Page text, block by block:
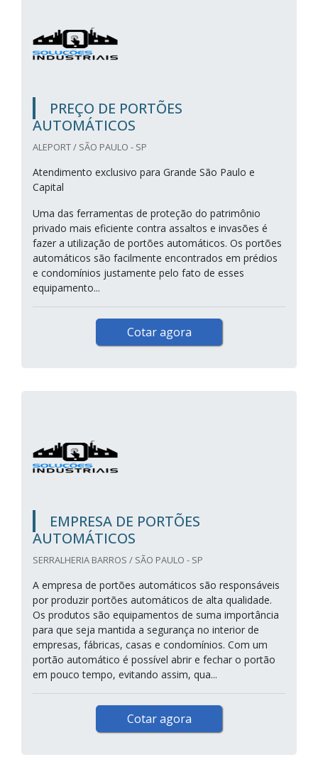
PREÇO DE PORTÕES
AUTOMÁTICOS
ALEPORT / SÃO PAULO - SP
Atendimento exclusivo para Grande São Paulo e
Capital
Uma das ferramentas de proteção do patrimônio
privado mais eficiente contra assaltos e invasões é
fazer a utilização de portões automáticos. Os portões
automáticos são facilmente encontrados em prédios
e condomínios justamente pelo fato de esses
equipamento...
Cotar agora
EMPRESA DE PORTÕES
AUTOMÁTICOS
SERRALHERIA BARROS / SÃO PAULO - SP
A empresa de portões automáticos são responsáveis
por produzir portões automáticos de alta qualidade.
Os produtos são equipamentos de suma importância
para que seja mantida a segurança no interior de
empresas, fábricas, casas e condomínios. Com um
portão automático é possível abrir e fechar o portão
em pouco tempo, evitando assim, qua...
Cotar agora